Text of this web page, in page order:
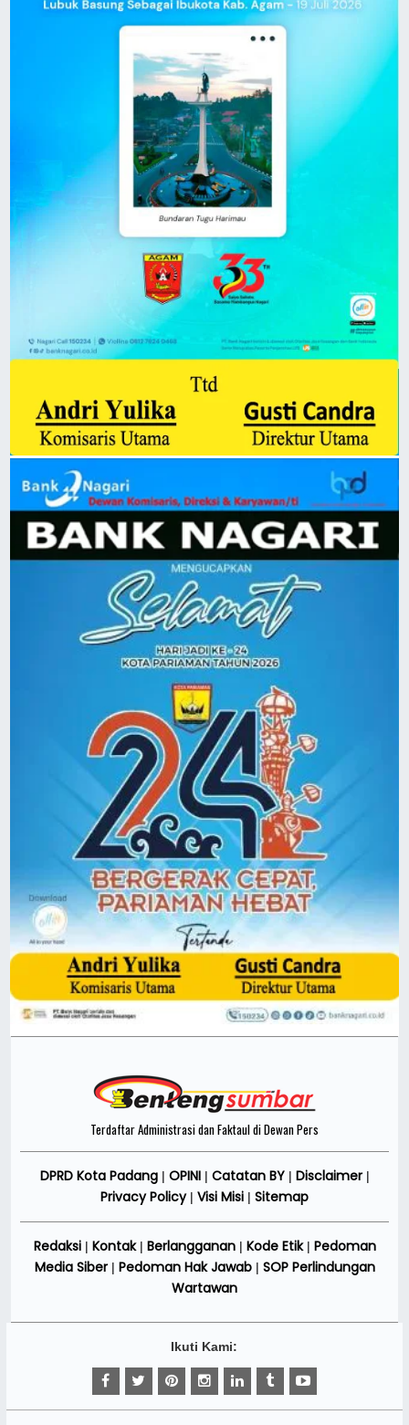
Terdaftar Administrasi dan Faktaul di Dewan Pers
DPRD Kota Padang| OPINI| Catatan BY| Disclaimer|
Privacy Policy| Visi Misi | Sitemap
Redaksi| Kontak| Berlangganan| Kode Etik| Pedoman
Media Siber| Pedoman Hak Jawab| SOP Perlindungan
Wartawan
Ikuti Kami: